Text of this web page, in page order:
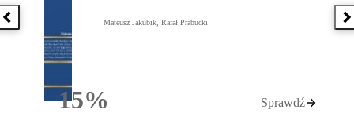
Poprzednia książka
15%Rabatu
Mateusz Jakubik, Rafał Prabucki
Sprawdź